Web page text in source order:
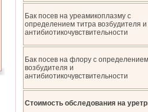
Бак посев на уреамикоплазму с
определением титра возбудителя и
антибиотикочувствительности
Бак посев на флору с
возбудителя и
антибиотикочувствительности
Стоимость обследования на